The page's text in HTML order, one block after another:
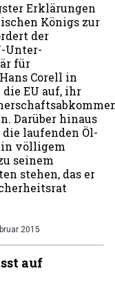
Erklärungen
Königs zur
der
Unter-
für
Corell in
EU auf, ihr
Darüber hinaus
die laufenden Öl-
völligem
seinem
stehen, das er
2015
auf